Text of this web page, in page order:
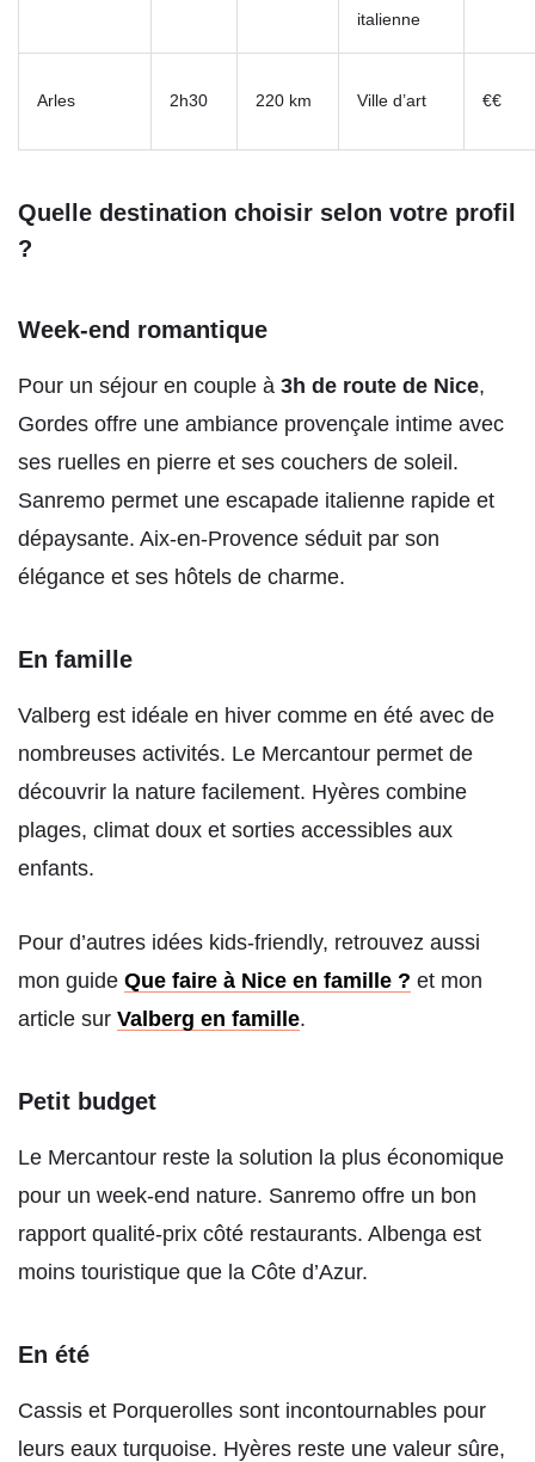
italienne
Arles 2h30 220 km Ville d’art €€
Quelle destination choisir selon votre profil
?
Week-end romantique
Pour un séjour en couple à 3h de route de Nice,
Gordes offre une ambiance provençale intime avec
ses ruelles en pierre et ses couchers de soleil.
Sanremo permet une escapade italienne rapide et
dépaysante. Aix-en-Provence séduit par son
élégance et ses hôtels de charme.
En famille
Valberg est idéale en hiver comme en été avec de
nombreuses activités. Le Mercantour permet de
découvrir la nature facilement. Hyères combine
plages, climat doux et sorties accessibles aux
enfants.
Pour d’autres idées kids-friendly, retrouvez aussi
mon guide Que faire à Nice en famille ? et mon
article sur Valberg en famille.
Petit budget
Le Mercantour reste la solution la plus économique
pour un week-end nature. Sanremo offre un bon
rapport qualité-prix côté restaurants. Albenga est
moins touristique que la Côte d’Azur.
En été
Cassis et Porquerolles sont incontournables pour
leurs eaux turquoise. Hyères reste une valeur sûre,